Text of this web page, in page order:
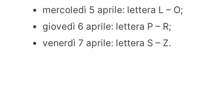
mercoledì 5 aprile: lettera L – O;
giovedì 6 aprile: lettera P – R;
venerdì 7 aprile: lettera S – Z.